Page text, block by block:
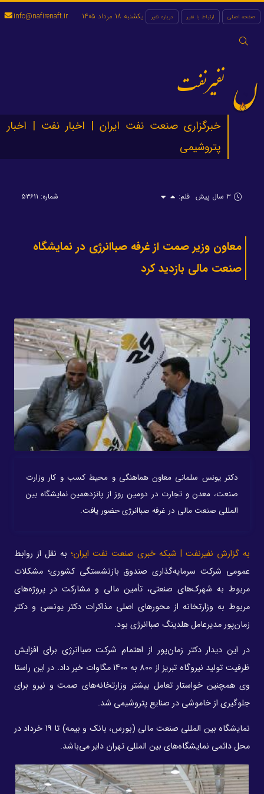
صفحه اصلی ارتباط با نفیر درباره نفیر
جستجو
یکشنبه 18 مرداد 1405 info@nafirenaft.ir
نفیرنفت
خبرگزاری صنعت نفت ایران | اخبار نفت | اخبار
پتروشیمی
۳ سال پیش قلم: شماره: ۵۳۶۱۱
معاون وزیر صمت از غرفه صباانرژی در نمایشگاه
صنعت مالی بازدید کرد
دکتر یونس سلمانی معاون هماهنگی و محیط کسب و کار وزارت
صنعت، معدن و تجارت در دومین روز از پانزدهمین نمایشگاه بین
المللی صنعت مالی در غرفه صباانرژی حضور یافت.
به گزارش نفیرنفت | شبکه خبری صنعت نفت ایران؛ به نقل از روابط
عمومی شرکت سرمایه‌گذاری صندوق بازنشستگی کشوری؛ مشکلات
مربوط به شهرک‌های صنعتی، تأمین مالی و مشارکت در پروژه‌های
مربوط به وزارتخانه از محورهای اصلی مذاکرات دکتر یونسی و دکتر
زمان‌پور مدیرعامل هلدینگ صباانرژی بود.
در این دیدار دکتر زمان‌پور از اهتمام شرکت صباانرژی برای افزایش
ظرفیت تولید نیروگاه تبریز از 800 به 1400 مگاوات خبر داد. در این راستا
وی همچنین خواستار تعامل بیشتر وزارتخانه‌های صمت و نیرو برای
جلوگیری از خاموشی در صنایع پتروشیمی شد.
نمایشگاه بین المللی صنعت مالی (بورس، بانک و بیمه) تا 19 خرداد در
محل دائمی نمایشگاه‌های بین المللی تهران دایر می‌باشد.